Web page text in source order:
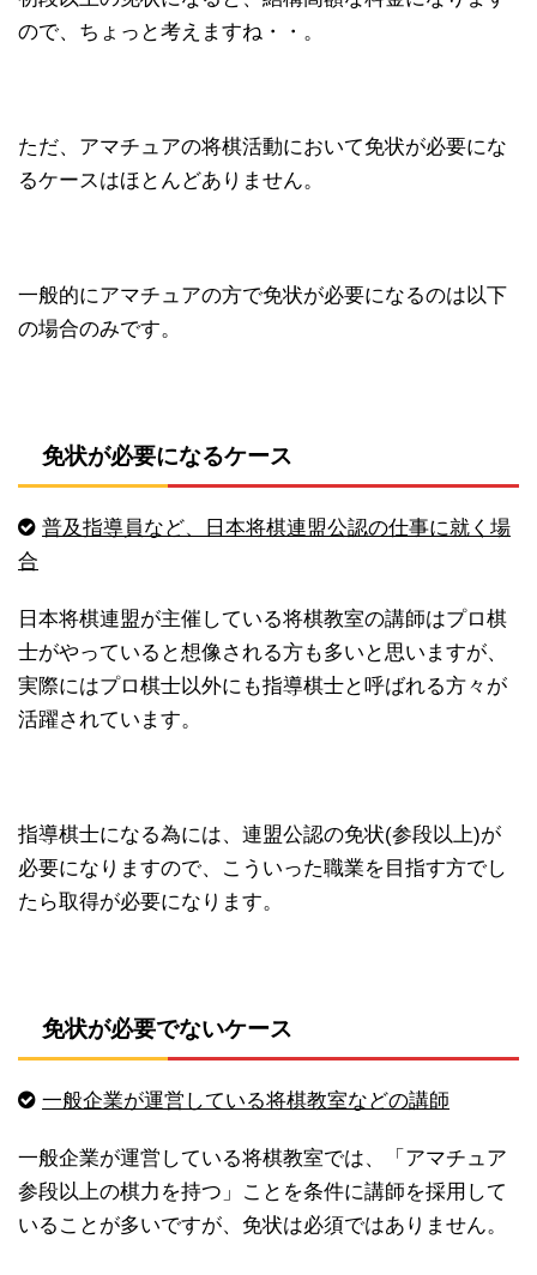
ので、ちょっと考えますね・・。
ただ、アマチュアの将棋活動において免状が必要にな
るケースはほとんどありません。
一般的にアマチュアの方で免状が必要になるのは以下
の場合のみです。
免状が必要になるケース
普及指導員など、日本将棋連盟公認の仕事に就く場
合
日本将棋連盟が主催している将棋教室の講師はプロ棋
士がやっていると想像される方も多いと思いますが、
実際にはプロ棋士以外にも指導棋士と呼ばれる方々が
活躍されています。
指導棋士になる為には、連盟公認の免状(参段以上)が
必要になりますので、こういった職業を目指す方でし
たら取得が必要になります。
免状が必要でないケース
一般企業が運営している将棋教室などの講師
一般企業が運営している将棋教室では、「アマチュア
参段以上の棋力を持つ」ことを条件に講師を採用して
いることが多いですが、免状は必須ではありません。